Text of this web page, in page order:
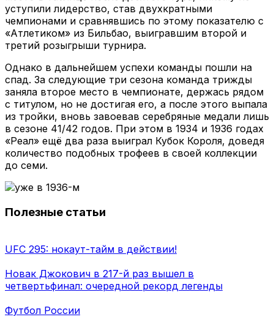
уступили лидерство, став двухкратными
чемпионами и сравнявшись по этому показателю с
«Атлетиком» из Бильбао, выигравшим второй и
третий розыгрыши турнира.
Однако в дальнейшем успехи команды пошли на
спад. За следующие три сезона команда трижды
заняла второе место в чемпионате, держась рядом
с титулом, но не достигая его, а после этого выпала
из тройки, вновь завоевав серебряные медали лишь
в сезоне 41/42 годов. При этом в 1934 и 1936 годах
«Реал» ещё два раза выиграл Кубок Короля, доведя
количество подобных трофеев в своей коллекции
до семи.
Полезные статьи
UFC 295: нокаут-тайм в действии!
Новак Джокович в 217-й раз вышел в
четвертьфинал: очередной рекорд легенды
Футбол России